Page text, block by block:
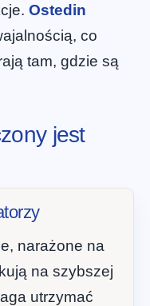
Ostedin
co
tam, gdzie są
jest
narażone na
na szybszej
utrzymać